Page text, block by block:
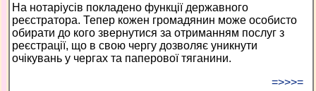
На нотаріусів покладено функції державного
реєстратора. Тепер кожен громадянин може особисто
обирати до кого звернутися за отриманням послуг з
реєстрації, що в свою чергу дозволяє уникнути
очікувань у чергах та паперової тяганини.
=>>>=